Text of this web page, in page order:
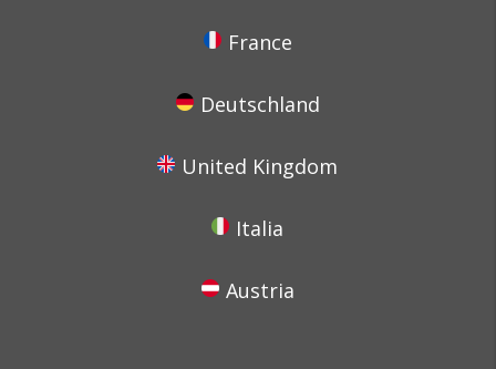
France
Deutschland
United Kingdom
Italia
Austria